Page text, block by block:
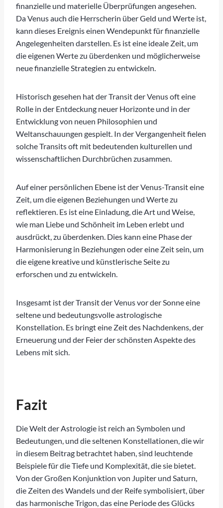
finanzielle und materielle Überprüfungen angesehen.
Da Venus auch die Herrscherin über Geld und Werte ist,
kann dieses Ereignis einen Wendepunkt für finanzielle
Angelegenheiten darstellen. Es ist eine ideale Zeit, um
die eigenen Werte zu überdenken und möglicherweise
neue finanzielle Strategien zu entwickeln.
Historisch gesehen hat der Transit der Venus oft eine
Rolle in der Entdeckung neuer Horizonte und in der
Entwicklung von neuen Philosophien und
Weltanschauungen gespielt. In der Vergangenheit fielen
solche Transits oft mit bedeutenden kulturellen und
wissenschaftlichen Durchbrüchen zusammen.
Auf einer persönlichen Ebene ist der Venus-Transit eine
Zeit, um die eigenen Beziehungen und Werte zu
reflektieren. Es ist eine Einladung, die Art und Weise,
wie man Liebe und Schönheit im Leben erlebt und
ausdrückt, zu überdenken. Dies kann eine Phase der
Harmonisierung in Beziehungen oder eine Zeit sein, um
die eigene kreative und künstlerische Seite zu
erforschen und zu entwickeln.
Insgesamt ist der Transit der Venus vor der Sonne eine
seltene und bedeutungsvolle astrologische
Konstellation. Es bringt eine Zeit des Nachdenkens, der
Erneuerung und der Feier der schönsten Aspekte des
Lebens mit sich.
Fazit
Die Welt der Astrologie ist reich an Symbolen und
Bedeutungen, und die seltenen Konstellationen, die wir
in diesem Beitrag betrachtet haben, sind leuchtende
Beispiele für die Tiefe und Komplexität, die sie bietet.
Von der Großen Konjunktion von Jupiter und Saturn,
die Zeiten des Wandels und der Reife symbolisiert, über
das harmonische Trigon, das eine Periode des Glücks